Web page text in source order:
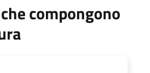
compongono